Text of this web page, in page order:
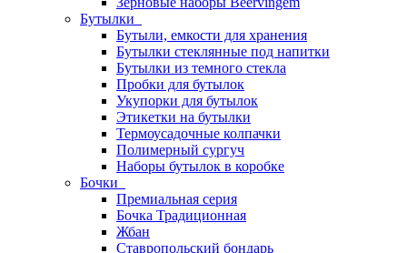
Бутылки
Бутыли, емкости для хранения
Бутылки стеклянные под напитки
Бутылки из темного стекла
Пробки для бутылок
Укупорки для бутылок
Этикетки на бутылки
Термоусадочные колпачки
Полимерный сургуч
Наборы бутылок в коробке
Бочки
Премиальная серия
Бочка Традиционная
Жбан
Ставропольский бондарь